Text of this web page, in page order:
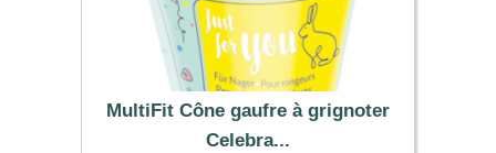
MultiFit Cône gaufre à grignoter
Celebra...